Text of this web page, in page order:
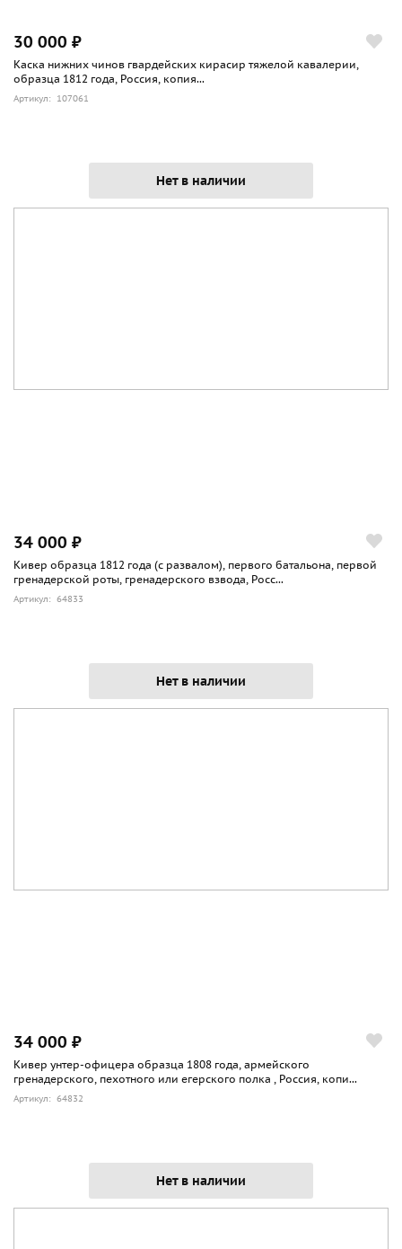
30 000 ₽
Каска нижних чинов гвардейских кирасир тяжелой кавалерии,
образца 1812 года, Россия, копия...
Артикул: 107061
Нет в наличии
34 000 ₽
Кивер образца 1812 года (с развалом), первого батальона, первой
гренадерской роты, гренадерского взвода, Росс...
Артикул: 64833
Нет в наличии
34 000 ₽
Кивер унтер-офицера образца 1808 года, армейского
гренадерского, пехотного или егерского полка , Россия, копи...
Артикул: 64832
Нет в наличии